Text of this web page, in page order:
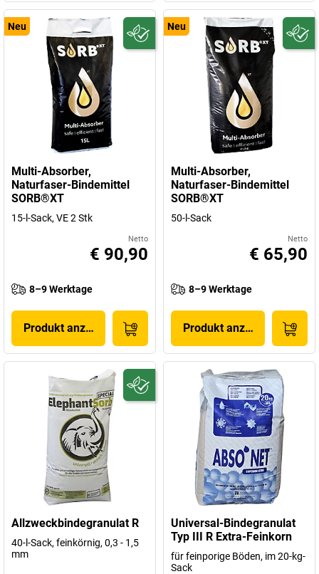
Neu
Multi-Absorber,
Naturfaser-Bindemittel
SORB®XT
15-l-Sack, VE 2 Stk
Netto
€ 90,90
8–9 Werktage
Produkt anzeigen
Neu
Multi-Absorber,
Naturfaser-Bindemittel
SORB®XT
50-l-Sack
Netto
€ 65,90
8–9 Werktage
Produkt anzeigen
Allzweckbindegranulat R
40-l-Sack, feinkörnig, 0,3 - 1,5
mm
Universal-Bindegranulat
Typ III R Extra-Feinkorn
für feinporige Böden, im 20-kg-
Sack